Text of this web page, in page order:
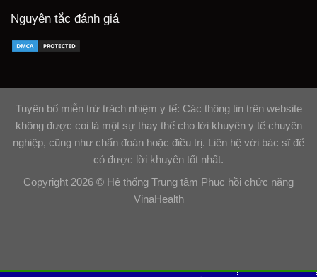
Nguyên tắc đánh giá
Tuyên bố miễn trừ trách nhiệm y tế: Các thông tin trên website
không được coi là một sự thay thế cho lời khuyên y tế chuyên
nghiệp, cũng như chẩn đoán hoặc điều trị. Liên hệ với bác sĩ để
có được lời khuyên tốt nhất.
Copyright 2026 © Hệ thống Trung tâm Phục hồi chức năng
VinaHealth